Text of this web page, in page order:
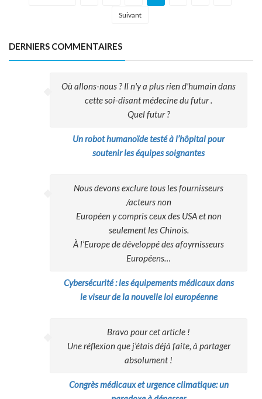
Suivant
DERNIERS COMMENTAIRES
Où allons-nous ? Il n'y a plus rien d'humain dans
cette soi-disant médecine du futur .
Quel futur ?
Un robot humanoïde testé à l’hôpital pour
soutenir les équipes soignantes
Nous devons exclure tous les fournisseurs
/acteurs non
Européen y compris ceux des USA et non
seulement les Chinois.
À l’Europe de développé des afoyrnisseurs
Européens…
Cybersécurité : les équipements médicaux dans
le viseur de la nouvelle loi européenne
Bravo pour cet article !
Une réflexion que j’étais déjà faite, à partager
absolument !
Congrès médicaux et urgence climatique: un